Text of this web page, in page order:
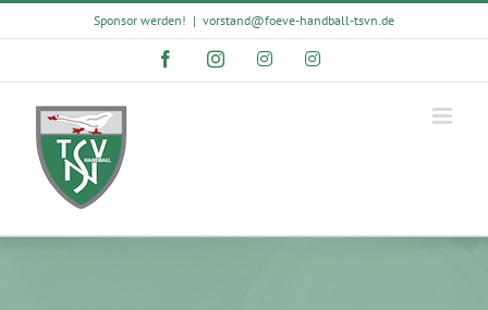
Skip
Sponsor werden! | vorstand@foeve-handball-tsvn.de
FacebookInstagramInstagramInstagram